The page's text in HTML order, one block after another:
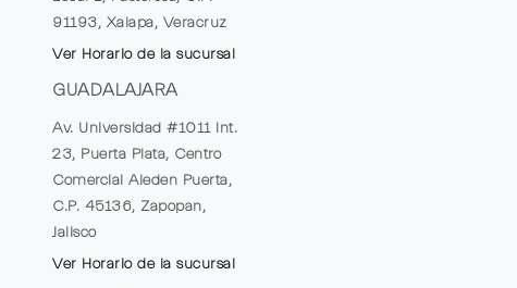
91193, Xalapa, Veracruz
Ver Horario de la sucursal
GUADALAJARA
Av. Universidad #1011 Int.
23, Puerta Plata, Centro
Comercial Aleden Puerta,
C.P. 45136, Zapopan,
Jalisco
Ver Horario de la sucursal